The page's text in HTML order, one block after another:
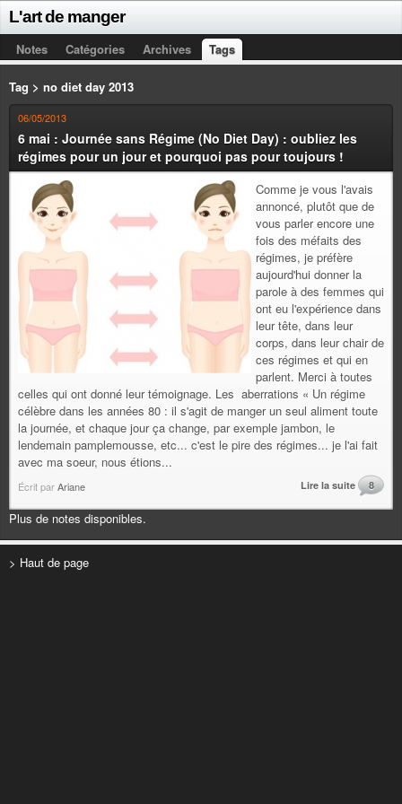
L'art de manger
Notes Catégories Archives Tags
Tag > no diet day 2013
06/05/2013
6 mai : Journée sans Régime (No Diet Day) : oubliez les
régimes pour un jour et pourquoi pas pour toujours !
Comme je vous l'avais
annoncé, plutôt que de
vous parler encore une
fois des méfaits des
régimes, je préfère
aujourd'hui donner la
parole à des femmes qui
ont eu l'expérience dans
leur tête, dans leur
corps, dans leur chair de
ces régimes et qui en
parlent. Merci à toutes
celles qui ont donné leur témoignage. Les aberrations « Un régime
célèbre dans les années 80 : il s'agit de manger un seul aliment toute
la journée, et chaque jour ça change, par exemple jambon, le
lendemain pamplemousse, etc... c'est le pire des régimes... je l'ai fait
avec ma soeur, nous étions...
Écrit parAriane Lire la suite 8
Plus de notes disponibles.
> Haut de page